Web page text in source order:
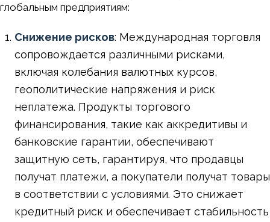
глобальным предприятиям:
Снижение рисков: Международная торговля
сопровождается различными рисками,
включая колебания валютных курсов,
геополитические напряжения и риск
неплатежа. Продукты торгового
финансирования, такие как аккредитивы и
банковские гарантии, обеспечивают
защитную сеть, гарантируя, что продавцы
получат платежи, а покупатели получат товары
в соответствии с условиями. Это снижает
кредитный риск и обеспечивает стабильность